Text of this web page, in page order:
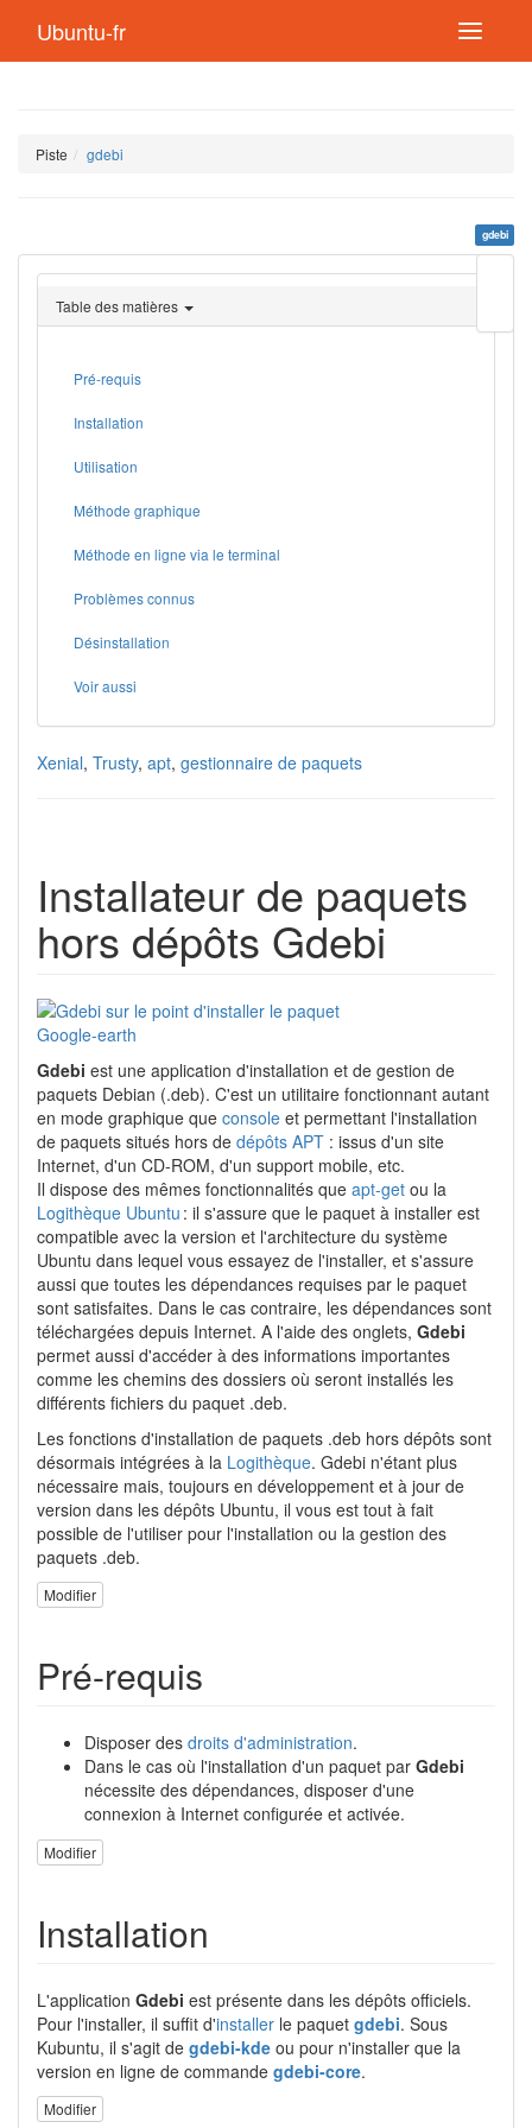
Ubuntu-fr
Piste gdebi
gdebi
page
Table des matières
Pré-requis
Installation
Utilisation
Méthode graphique
Méthode en ligne via le terminal
Problèmes connus
Désinstallation
Voir aussi
Xenial, Trusty, apt, gestionnaire de paquets
Installateur de paquets
hors dépôts Gdebi
Gdebi est une application d'installation et de gestion de
paquets Debian (.deb). C'est un utilitaire fonctionnant autant
en mode graphique que console et permettant l'installation
de paquets situés hors de dépôts APT : issus d'un site
Internet, d'un CD-ROM, d'un support mobile, etc.
Il dispose des mêmes fonctionnalités que apt-get ou la
Logithèque Ubuntu : il s'assure que le paquet à installer est
compatible avec la version et l'architecture du système
Ubuntu dans lequel vous essayez de l'installer, et s'assure
aussi que toutes les dépendances requises par le paquet
sont satisfaites. Dans le cas contraire, les dépendances sont
téléchargées depuis Internet. A l'aide des onglets, Gdebi
permet aussi d'accéder à des informations importantes
comme les chemins des dossiers où seront installés les
différents fichiers du paquet .deb.
Les fonctions d'installation de paquets .deb hors dépôts sont
désormais intégrées à la Logithèque. Gdebi n'étant plus
nécessaire mais, toujours en développement et à jour de
version dans les dépôts Ubuntu, il vous est tout à fait
possible de l'utiliser pour l'installation ou la gestion des
paquets .deb.
Modifier
Pré-requis
Disposer des droits d'administration.
Dans le cas où l'installation d'un paquet par Gdebi
nécessite des dépendances, disposer d'une
connexion à Internet configurée et activée.
Modifier
Installation
L'application Gdebi est présente dans les dépôts officiels.
Pour l'installer, il suffit d'installer le paquet gdebi. Sous
Kubuntu, il s'agit de gdebi-kde ou pour n'installer que la
version en ligne de commande gdebi-core.
Modifier